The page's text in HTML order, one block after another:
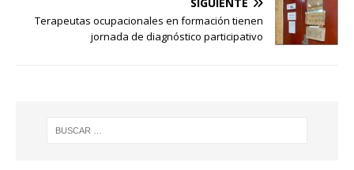
Terapeutas ocupacionales en formación tienen
jornada de diagnóstico participativo